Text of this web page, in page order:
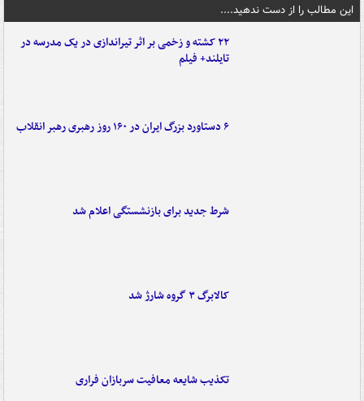
این مطالب را از دست ندهید....
۲۲ کشته و زخمی بر اثر تیراندازی در یک مدرسه در
تایلند+ فیلم
۶ دستاورد بزرگ ایران در ۱۶۰ روز رهبری رهبر انقلاب
شرط جدید برای بازنشستگی اعلام شد
کالابرگ ۳ گروه شارژ شد
تکذیب شایعه معافیت سربازان فراری